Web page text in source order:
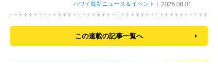
ハワイ最新ニュース＆イベント 2026.08.01
この連載の記事一覧へ